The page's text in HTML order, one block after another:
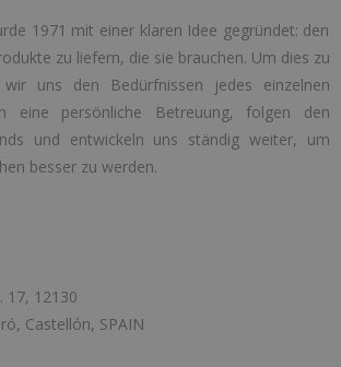
1971 mit einer klaren Idee gegründet: den
zu liefern, die sie brauchen. Um dies zu
wir uns den Bedürfnissen jedes einzelnen
eine persönliche Betreuung, folgen den
und entwickeln uns ständig weiter, um
besser zu werden.
17, 12130
Castellón, SPAIN